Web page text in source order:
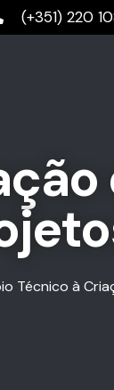
(+351) 220
Técnico à